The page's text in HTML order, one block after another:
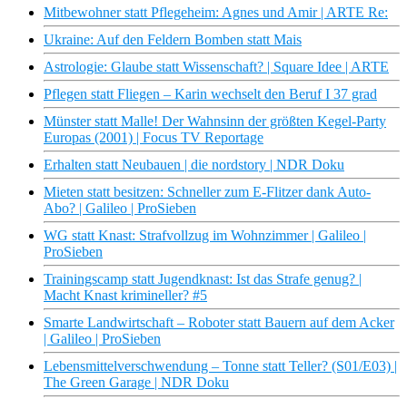
Mitbewohner statt Pflegeheim: Agnes und Amir | ARTE Re:
Ukraine: Auf den Feldern Bomben statt Mais
Astrologie: Glaube statt Wissenschaft? | Square Idee | ARTE
Pflegen statt Fliegen – Karin wechselt den Beruf I 37 grad
Münster statt Malle! Der Wahnsinn der größten Kegel-Party
Europas (2001) | Focus TV Reportage
Erhalten statt Neubauen | die nordstory | NDR Doku
Mieten statt besitzen: Schneller zum E-Flitzer dank Auto-
Abo? | Galileo | ProSieben
WG statt Knast: Strafvollzug im Wohnzimmer | Galileo |
ProSieben
Trainingscamp statt Jugendknast: Ist das Strafe genug? |
Macht Knast krimineller? #5
Smarte Landwirtschaft – Roboter statt Bauern auf dem Acker
| Galileo | ProSieben
Lebensmittelverschwendung – Tonne statt Teller? (S01/E03) |
The Green Garage | NDR Doku